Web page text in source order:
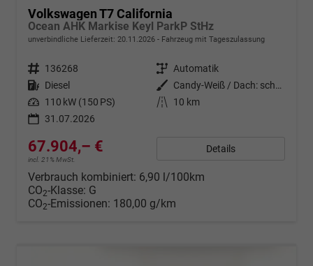
Volkswagen T7 California
Ocean AHK Markise Keyl ParkP StHz
unverbindliche Lieferzeit: 20.11.2026 Fahrzeug mit Tageszulassung
Fahrzeugnr. 136268 Getriebe Automatik
Kraftstoff Diesel Außenfarbe
Candy-Weiß / Dach: schwarz
Leistung 110 kW (150 PS) Kilometerstand
10 km
31.07.2026
67.904,– €
incl. 21% MwSt.
Details
Verbrauch kombiniert: 6,90 l/100km
CO2-Klasse: G
CO2-Emissionen: 180,00 g/km